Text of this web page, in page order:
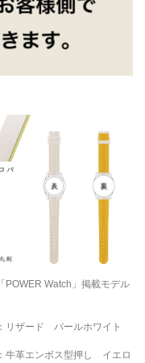
POWER Watch」掲載モデル
リザード パールホワイト
牛革エンボス型押し イエロ